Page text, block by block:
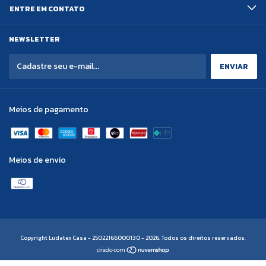
ENTRE EM CONTATO
NEWSLETTER
Meios de pagamento
Meios de envio
Copyright Ludatex Casa - 25022166000130 - 2026. Todos os direitos reservados.